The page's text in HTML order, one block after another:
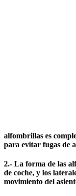
alfombrillas es
para evitar fugas de
2.- La forma de las
de coche, y los
movimiento del